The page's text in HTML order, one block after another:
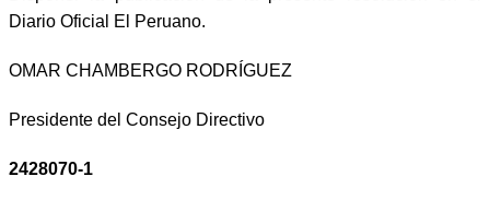
Diario Oficial El Peruano.
OMAR CHAMBERGO RODRÍGUEZ
Presidente del Consejo Directivo
2428070-1